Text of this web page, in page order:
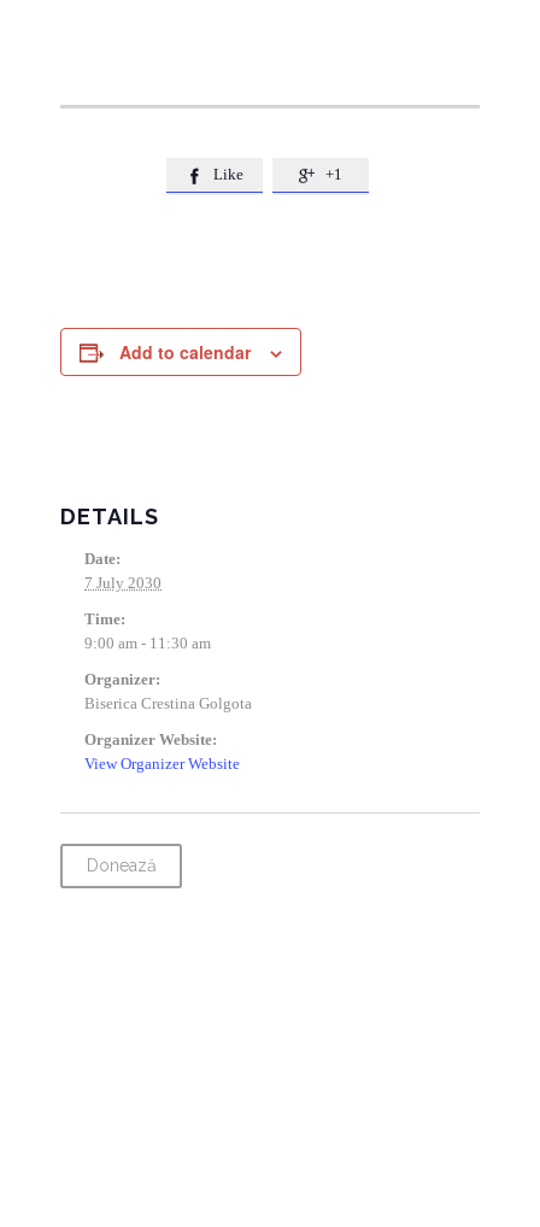
 Like  +1
Add to calendar
DETAILS
Date:
7 July 2030
Time:
9:00 am - 11:30 am
Organizer:
Biserica Crestina Golgota
Organizer Website:
View Organizer Website
Donează